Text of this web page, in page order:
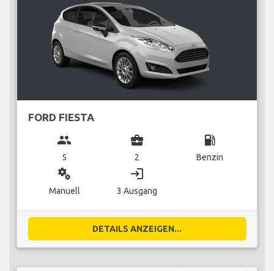
FORD FIESTA
group
5
business_center
2
local_gas_station
Benzin
miscellaneous_services
Manuell
login
3 Ausgang
DETAILS ANZEIGEN...